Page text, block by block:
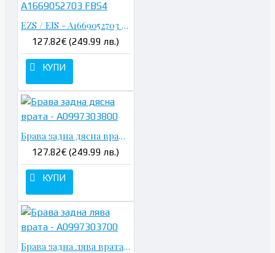
EZS / EIS - A1669052703 FBS4
127.82€ (249.99 лв.)
КУПИ
Брава задна дясна врата - A0997303800
127.82€ (249.99 лв.)
КУПИ
Брава задна лява врата - A0997303700